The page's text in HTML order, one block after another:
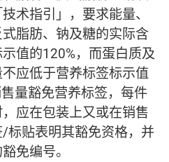
术指引」，要求能量、
脂肪、钠及糖的实际含
值的120%，而蛋白质及
应低于营养标签标示值
量豁免营养标签，每件
应在包装上又或在销售
标贴表明其豁免资格，并
免编号。